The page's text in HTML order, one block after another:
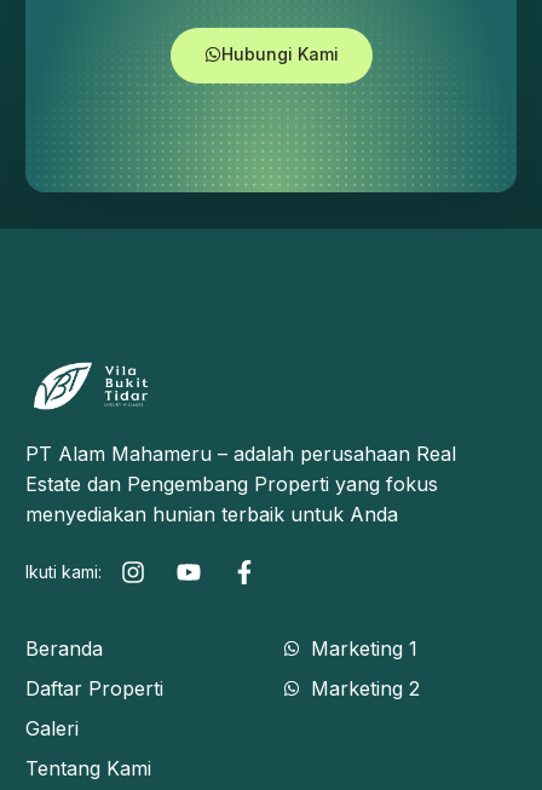
Hubungi Kami
PT Alam Mahameru – adalah perusahaan Real
Estate dan Pengembang Properti yang fokus
menyediakan hunian terbaik untuk Anda
Ikuti kami:
Beranda
Daftar Properti
Galeri
Tentang Kami
Marketing 1
Marketing 2